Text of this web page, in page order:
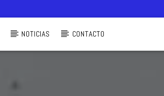
NOTICIAS CONTACTO